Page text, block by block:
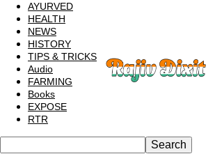
AYURVED
HEALTH
NEWS
HISTORY
TIPS & TRICKS
Audio
FARMING
Books
EXPOSE
RTR